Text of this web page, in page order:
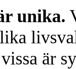
unika.
är